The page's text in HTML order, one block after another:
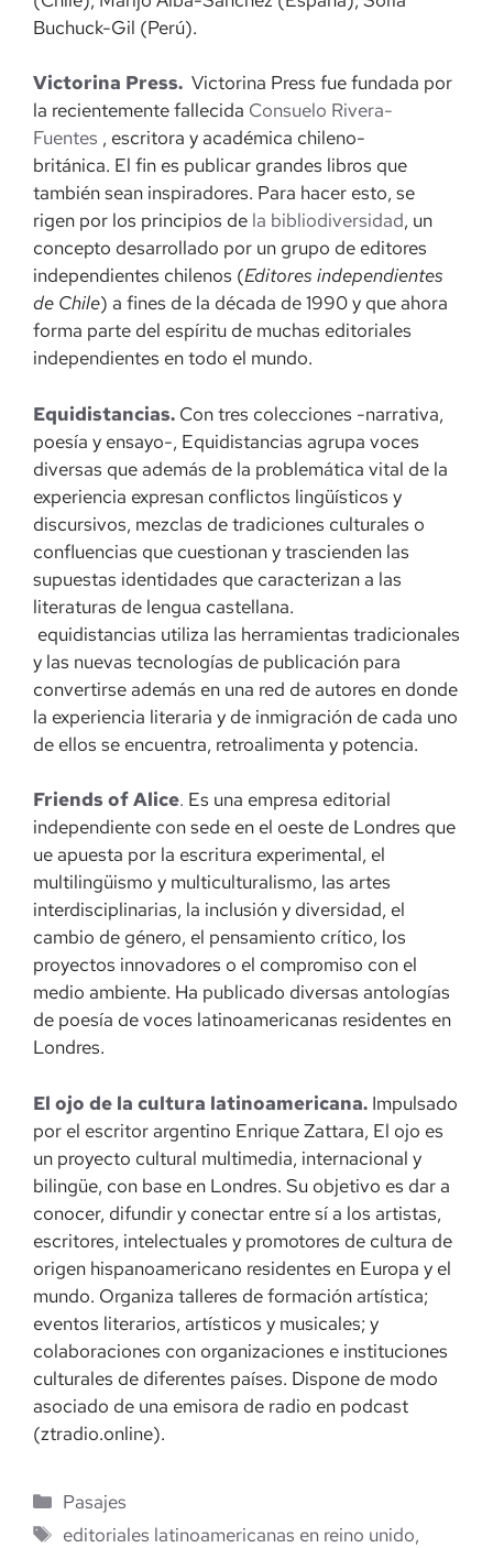
Buchuck-Gil (Perú).
Victorina Press. Victorina Press fue fundada por
la recientemente fallecida Consuelo Rivera-
Fuentes , escritora y académica chileno-
británica. El fin es publicar grandes libros que
también sean inspiradores. Para hacer esto, se
rigen por los principios de la bibliodiversidad, un
concepto desarrollado por un grupo de editores
independientes chilenos (Editores independientes
de Chile) a fines de la década de 1990 y que ahora
forma parte del espíritu de muchas editoriales
independientes en todo el mundo.
Equidistancias. Con tres colecciones -narrativa,
poesía y ensayo-, Equidistancias agrupa voces
diversas que además de la problemática vital de la
experiencia expresan conflictos lingüísticos y
discursivos, mezclas de tradiciones culturales o
confluencias que cuestionan y trascienden las
supuestas identidades que caracterizan a las
literaturas de lengua castellana.
equidistancias utiliza las herramientas tradicionales
y las nuevas tecnologías de publicación para
convertirse además en una red de autores en donde
la experiencia literaria y de inmigración de cada uno
de ellos se encuentra, retroalimenta y potencia.
Friends of Alice. Es una empresa editorial
independiente con sede en el oeste de Londres que
ue apuesta por la escritura experimental, el
multilingüismo y multiculturalismo, las artes
interdisciplinarias, la inclusión y diversidad, el
cambio de género, el pensamiento crítico, los
proyectos innovadores o el compromiso con el
medio ambiente. Ha publicado diversas antologías
de poesía de voces latinoamericanas residentes en
Londres.
El ojo de la cultura latinoamericana. Impulsado
por el escritor argentino Enrique Zattara, El ojo es
un proyecto cultural multimedia, internacional y
bilingüe, con base en Londres. Su objetivo es dar a
conocer, difundir y conectar entre sí a los artistas,
escritores, intelectuales y promotores de cultura de
origen hispanoamericano residentes en Europa y el
mundo. Organiza talleres de formación artística;
eventos literarios, artísticos y musicales; y
colaboraciones con organizaciones e instituciones
culturales de diferentes países. Dispone de modo
asociado de una emisora de radio en podcast
(ztradio.online).
Categorías
Pasajes
Etiquetas
editoriales latinoamericanas en reino unido,